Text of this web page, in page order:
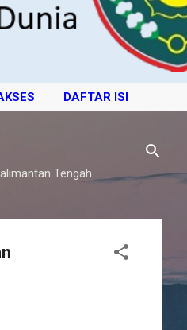
DAFTAR ISI
Tengah